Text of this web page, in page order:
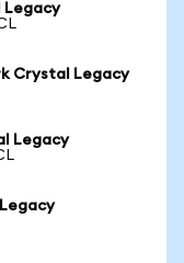
Legacy
Crystal Legacy
Legacy